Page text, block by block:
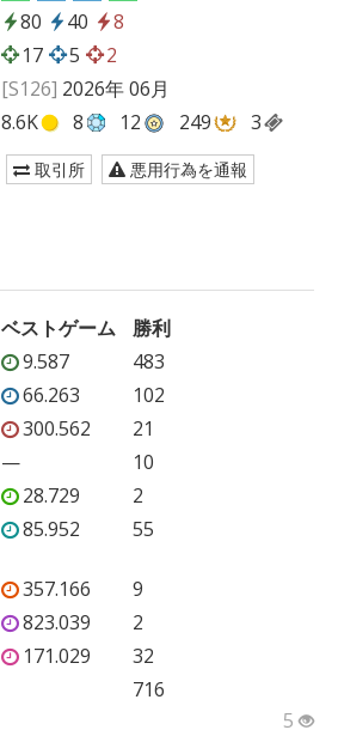
80 40
8
17 5
2
[S126] 2026年 06月
8.6K 8 12 249 3
取引所 悪用行為を通報
ベストゲーム
勝利
9.587
483
66.263
102
300.562
21
—
10
28.729
2
85.952 55
357.166
9
823.039
2
171.029
32
716
5